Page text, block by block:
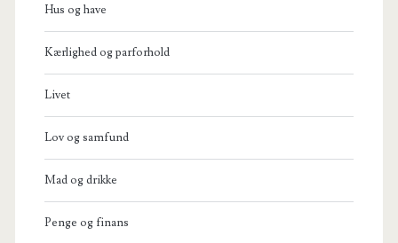
Hus og have
Kærlighed og parforhold
Livet
Lov og samfund
Mad og drikke
Penge og finans